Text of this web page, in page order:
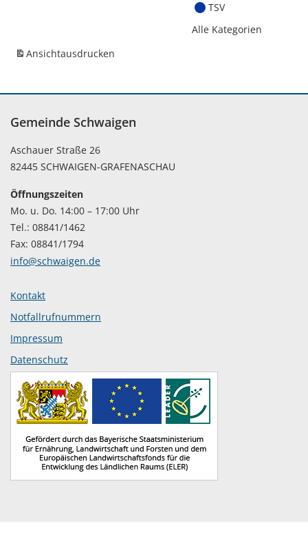
TSV
Alle Kategorien
Ansichtausdrucken
Gemeinde Schwaigen
Aschauer Straße 26
82445 SCHWAIGEN-GRAFENASCHAU
Öffnungszeiten
Mo. u. Do. 14:00 – 17:00 Uhr
Tel.: 08841/1462
Fax: 08841/1794
info@schwaigen.de
Kontakt
Notfallrufnummern
Impressum
Datenschutz